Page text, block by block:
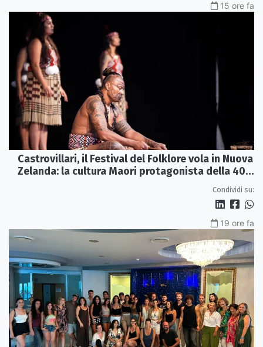
15 ore fa
Castrovillari, il Festival del Folklore vola in Nuova
Zelanda: la cultura Maori protagonista della 40ª
Condividi su:
19 ore fa